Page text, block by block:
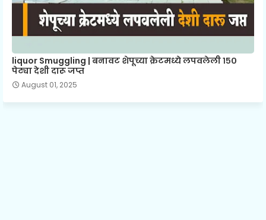
liquor Smuggling | बनावट शेपूच्या क्रेटमध्ये लपवलेली १५०
पेट्या देशी दारू जप्त
August 01, 2025